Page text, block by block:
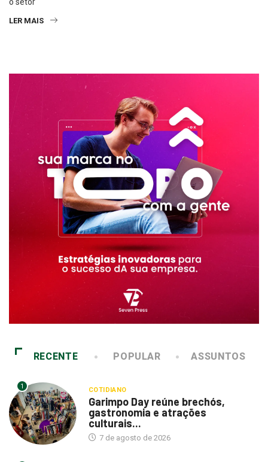
o setor
LER MAIS
RECENTE POPULAR ASSUNTOS
1 COTIDIANO
Garimpo Day reúne brechós,
gastronomia e atrações
culturais...
7 de agosto de 2026